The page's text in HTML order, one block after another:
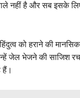
नहीं है और सब इसके
को हराने की
जेल भेजने की साजिश
हैं।